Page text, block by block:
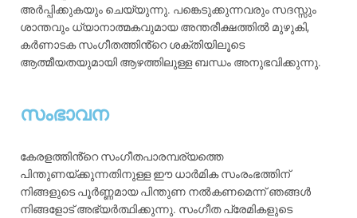
അർപ്പിക്കുകയും ചെയ്യുന്നു. പങ്കെടുക്കുന്നവരും സദസ്സും
ശാന്തവും ധ്യാനാത്മകവുമായ അന്തരീക്ഷത്തിൽ മുഴുകി,
കർണാടക സംഗീതത്തിൻ്റെ ശക്തിയിലൂടെ
ആത്മീയതയുമായി ആഴത്തിലുള്ള ബന്ധം അനുഭവിക്കുന്നു.
സംഭാവന
കേരളത്തിൻ്റെ സംഗീതപാരമ്പര്യത്തെ
പിന്തുണയ്ക്കുന്നതിനുള്ള ഈ ധാർമിക സംരംഭത്തിന്
നിങ്ങളുടെ പൂർണ്ണമായ പിന്തുണ നൽകണമെന്ന് ഞങ്ങൾ
നിങ്ങളോട് അഭ്യർത്ഥിക്കുന്നു. സംഗീത പ്രേമികളുടെ